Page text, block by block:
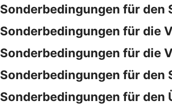
Sonderbedingungen für den
Sonderbedingungen für die
Sonderbedingungen für die
Sonderbedingungen für den
Sonderbedingungen für den